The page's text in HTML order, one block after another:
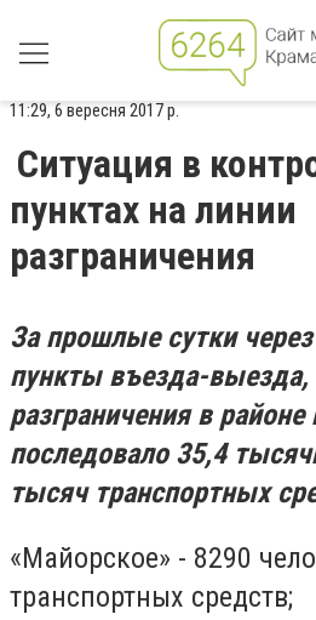
11:29, 6 вересня 2017 р.
Ситуация в
пунктах на линии
разграничения
За прошлые сутки
пункты въезда-выезда,
разграничения в
последовало 35,4
тысяч транспортных
«Майорское» - 8290
транспортных средств;